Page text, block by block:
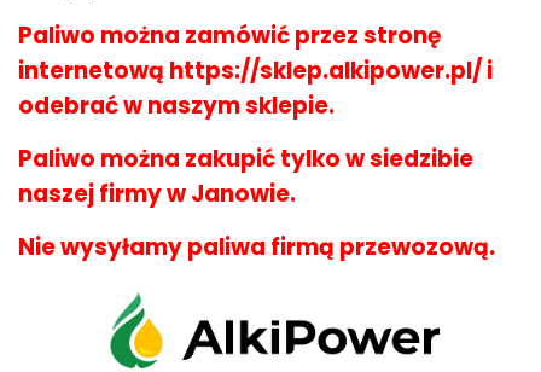
Paliwo można zamówić przez stronę
internetową https://sklep.alkipower.pl/i
odebrać w naszym sklepie.
Paliwo można zakupić tylko w siedzibie
naszej firmy w Janowie.
Nie wysyłamy paliwa firmą przewozową.